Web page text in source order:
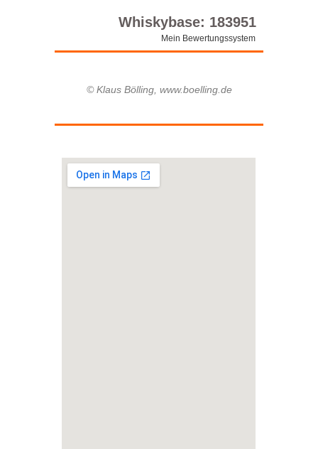
Whiskybase: 183951
Mein Bewertungssystem
© Klaus Bölling, www.boelling.de